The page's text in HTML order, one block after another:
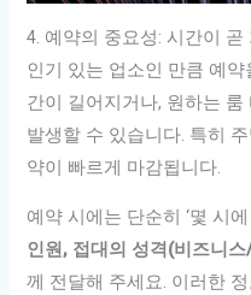
4. 예약의 중요성: 시간이 곧
인기 있는 업소인 만큼 예
간이 길어지거나, 원하는
발생할 수 있습니다. 특히
약이 빠르게 마감됩니다.
예약 시에는 단순히 ‘몇 시
인원, 접대의 성격(비즈니
께 전달해 주세요. 이러한